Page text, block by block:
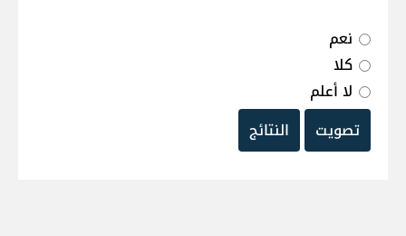
نعم
كلا
لا أعلم
تصويت
النتائج